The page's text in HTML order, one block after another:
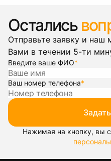
Остались
Отправьте заявку и наш
Вами в течении 5-ти
Введите ваше ФИО*
Ваш номер телефона*
Нажимая на кнопку, вы